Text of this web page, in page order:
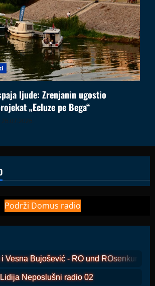
ljude: Zrenjanin ugostio
„Ecluze pe Bega“
26.07.2026
Podrži Domus radio
Vesna Bujošević - RO und ROsenkurz -
Neposlušni radio 02